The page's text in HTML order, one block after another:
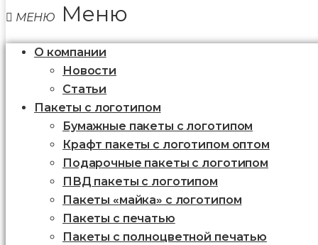
Меню
О компании
Новости
Статьи
Пакеты с логотипом
Бумажные пакеты с логотипом
Крафт пакеты с логотипом оптом
Подарочные пакеты с логотипом
ПВД пакеты с логотипом
Пакеты «майка» с логотипом
Пакеты c печатью
Пакеты с полноцветной печатью